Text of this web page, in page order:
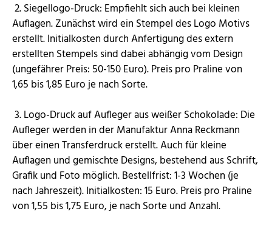
2. Siegellogo-Druck: Empfiehlt sich auch bei kleinen
Auflagen. Zunächst wird ein Stempel des Logo Motivs
erstellt. Initialkosten durch Anfertigung des extern
erstellten Stempels sind dabei abhängig vom Design
(ungefährer Preis: 50-150 Euro). Preis pro Praline von
1,65 bis 1,85 Euro je nach Sorte.
3. Logo-Druck auf Aufleger aus weißer Schokolade: Die
Aufleger werden in der Manufaktur Anna Reckmann
über einen Transferdruck erstellt. Auch für kleine
Auflagen und gemischte Designs, bestehend aus Schrift,
Grafik und Foto möglich. Bestellfrist: 1-3 Wochen (je
nach Jahreszeit). Initialkosten: 15 Euro. Preis pro Praline
von 1,55 bis 1,75 Euro, je nach Sorte und Anzahl.